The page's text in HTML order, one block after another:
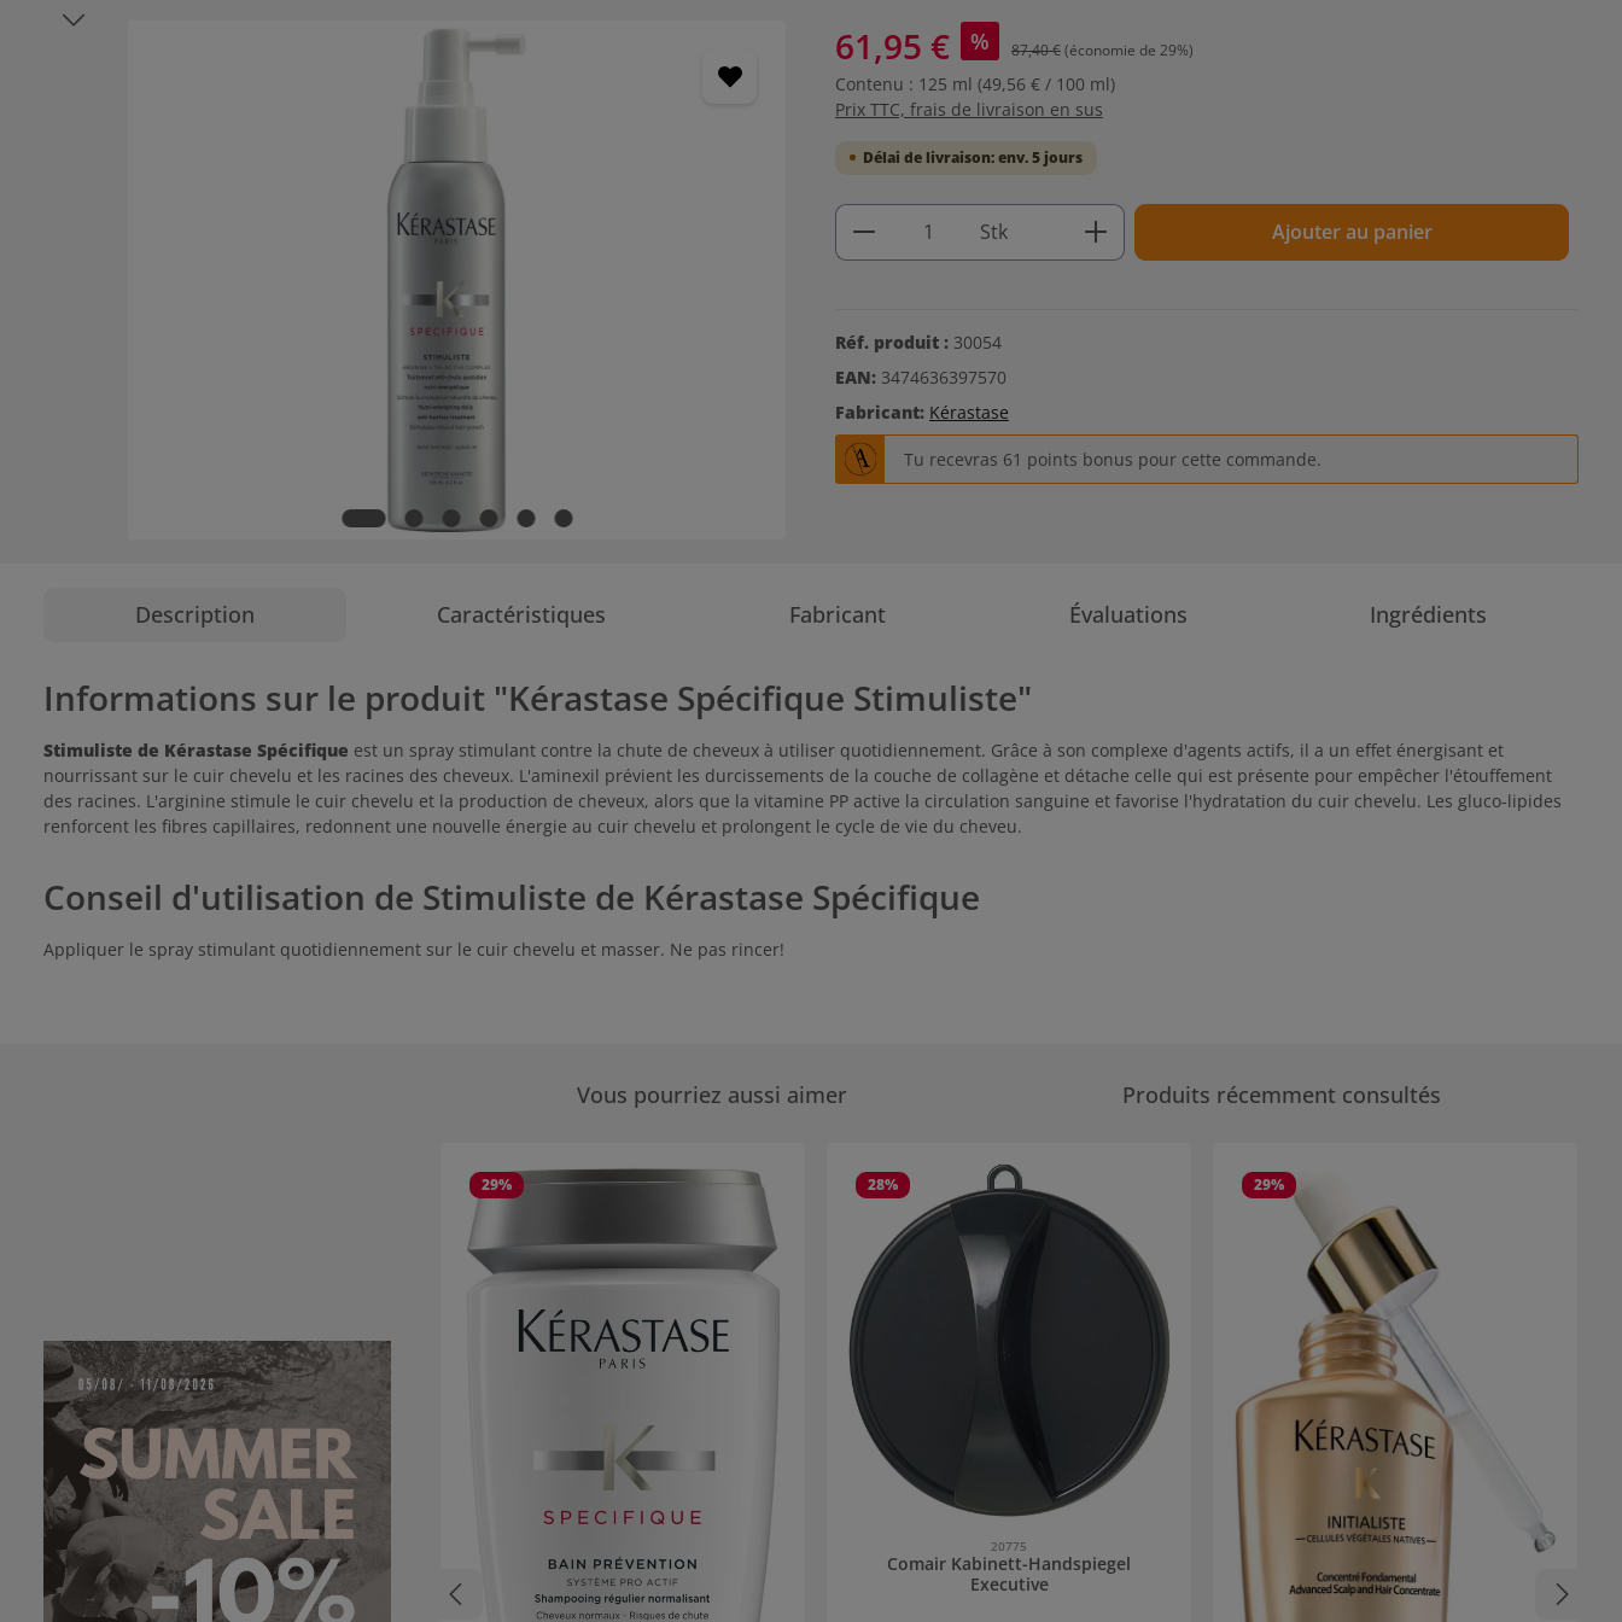
Ignorer la galerie d'images 61,95 € % 87,40 €(économie de 29%)
Contenu : 125 ml (49,56 € / 100 ml)
Prix TTC, frais de livraison en sus
Délai de livraison: env. 5 jours
Quantité de produit : Entrez la quantité souhaitée ou
Stk Ajouter au panier
Réf. produit : 30054
EAN: 3474636397570
Fabricant: Kérastase
Tu recevras 61 points bonus pour cette commande.
Description Caractéristiques Fabricant Évaluations Ingrédients
Informations sur le produit "Kérastase Spécifique Stimuliste"
Stimuliste de Kérastase Spécifique est un spray stimulant contre la chute de cheveux à utiliser quotidiennement. Grâce à son complexe d'agents actifs, il a un effet énergisant et
nourrissant sur le cuir chevelu et les racines des cheveux. L'aminexil prévient les durcissements de la couche de collagène et détache celle qui est présente pour empêcher l'étouffement
des racines. L'arginine stimule le cuir chevelu et la production de cheveux, alors que la vitamine PP active la circulation sanguine et favorise l'hydratation du cuir chevelu. Les gluco-lipides
renforcent les fibres capillaires, redonnent une nouvelle énergie au cuir chevelu et prolongent le cycle de vie du cheveu.
Conseil d'utilisation de Stimuliste de Kérastase Spécifique
Appliquer le spray stimulant quotidiennement sur le cuir chevelu et masser. Ne pas rincer!
Vous pourriez aussi aimer Produits récemment consultés
29% 28%
20775
Comair Kabinett-Handspiegel
Executive
29%